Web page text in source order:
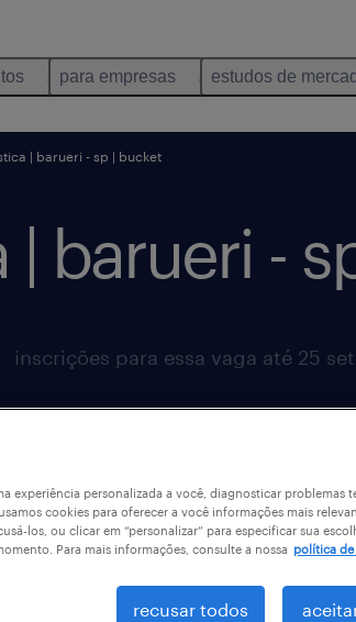
para empresas estudos de
| barueri - sp | bucket
barueri -
experiência personalizada a você, diagnosticar problemas
cookies para oferecer a você informações mais
los, ou clicar em “personalizar” para especificar sua
Para mais informações, consulte a nossa política
recusar todos